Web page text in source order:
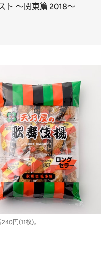
ト ～関東篇 2018～
円(11枚)。